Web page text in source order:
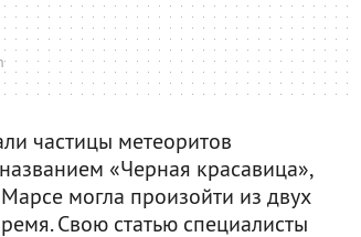
частицы метеоритов
«Черная красавица»,
могла произойти из двух
Свою статью специалисты